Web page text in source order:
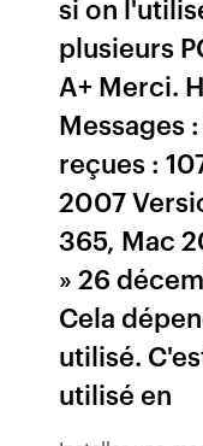
si on
plusieurs
A+ Merci.
Messages
reçues :
2007
365, Mac
» 26
Cela
utilisé.
utilisé en